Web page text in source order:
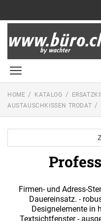
Printy Textstempel
Taschenstempel
Professional Datum- und
PROFESSIONAL LINE
WORTBANDDREHSTEMPEL
PRINTY LINE -
Office Printy
Textplatten
HOME KATALOG
AUSTAUSCHKISSEN TRODAT
Firmen- und Adress-
Dauereinsatz. -
Designelemente in
Textsichtfenster -